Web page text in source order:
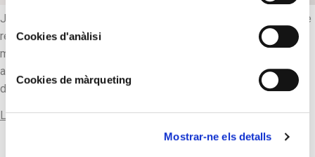
Cookies d'anàlisi
Cookies de màrqueting
Mostrar-ne els detalls
Josep Bali i Reniu succeeix el seu pare en l’ofici de manyà i de
rellotger i, a la seva mort, també en el càrrec de rellotger
municipal. Però el va haver de deixar per les reiterades
absències de la ciutat degudes a la construcció de rellotges
de campanar en altres viles.
Llegir-ne més